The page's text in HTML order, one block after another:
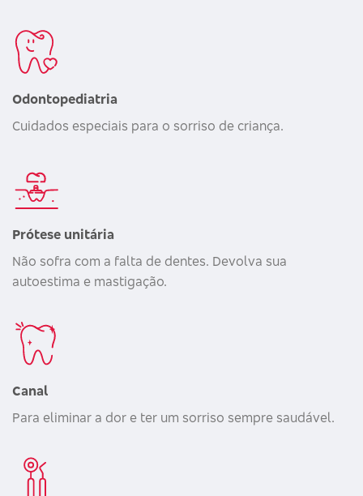
Odontopediatria
Cuidados especiais para o sorriso de criança.
Prótese unitária
Não sofra com a falta de dentes. Devolva sua
autoestima e mastigação.
Canal
Para eliminar a dor e ter um sorriso sempre saudável.